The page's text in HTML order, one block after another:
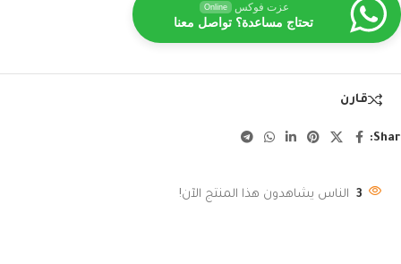
عزت فوكس Online
تحتاج مساعدة؟ تواصل معنا
قارن
3 الناس يشاهدون هذا المنتج الآن!